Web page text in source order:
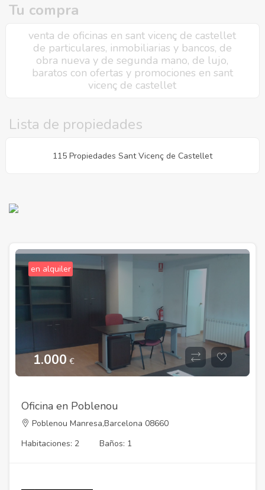
Tu compra
venta de oficinas en sant vicenç de castellet
de particulares, inmobiliarias y bancos, de
obra nueva y de segunda mano, de lujo,
baratos con ofertas y promociones en sant
vicenç de castellet
Lista de propiedades
115 Propiedades Sant Vicenç de Castellet
en alquiler
1.000 €
Oficina en Poblenou
Poblenou Manresa,Barcelona 08660
Habitaciones: 2
Baños: 1